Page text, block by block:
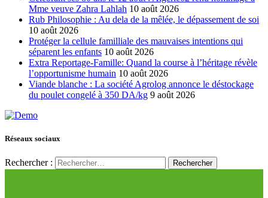
Mme veuve Zahra Lahlah 10 août 2026
Rub Philosophie : Au dela de la mêlée, le dépassement de soi
10 août 2026
Protéger la cellule familliale des mauvaises intentions qui
séparent les enfants 10 août 2026
Extra Reportage-Famille: Quand la course à l’héritage révèle
l’opportunisme humain 10 août 2026
Viande blanche : La société Agrolog annonce le déstockage
du poulet congelé à 350 DA/kg 9 août 2026
Réseaux sociaux
Rechercher :